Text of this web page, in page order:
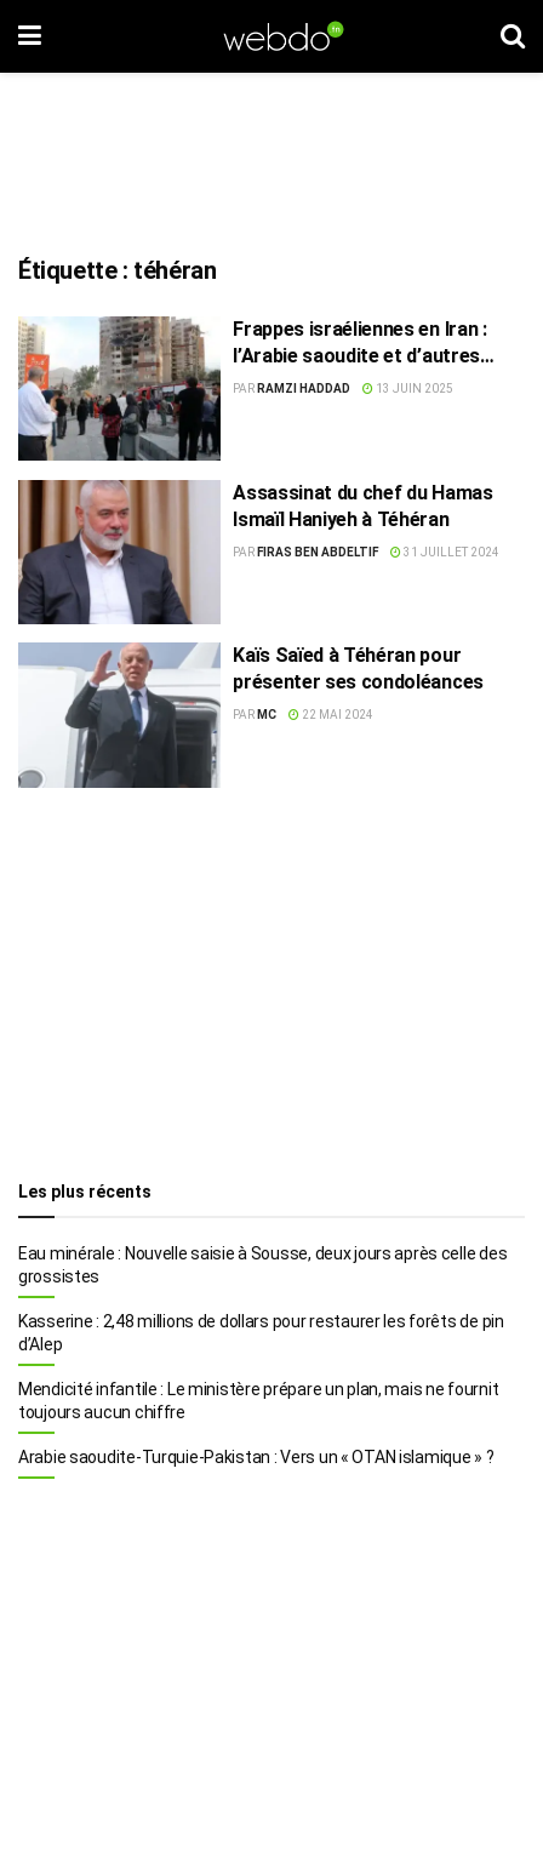
Étiquette : téhéran
Frappes israéliennes en Iran :
l’Arabie saoudite et d’autres
pays dénoncent une escalade
PAR RAMZI HADDAD 13 JUIN 2025
Assassinat du chef du Hamas
Ismaïl Haniyeh à Téhéran
PAR FIRAS BEN ABDELTIF 31 JUILLET 2024
Kaïs Saïed à Téhéran pour
présenter ses condoléances
PAR MC 22 MAI 2024
Les plus récents
Eau minérale : Nouvelle saisie à Sousse, deux jours après celle des
grossistes
Kasserine : 2,48 millions de dollars pour restaurer les forêts de pin
d’Alep
Mendicité infantile : Le ministère prépare un plan, mais ne fournit
toujours aucun chiffre
Arabie saoudite-Turquie-Pakistan : Vers un « OTAN islamique » ?